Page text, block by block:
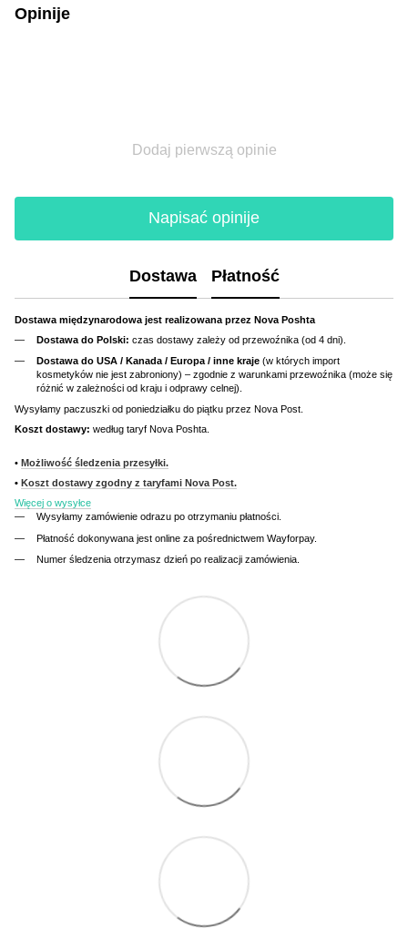
Opinije
Dodaj pierwszą opinie
Napisać opinije
Dostawa Płatność
Dostawa międzynarodowa jest realizowana przez Nova Poshta
Dostawa do Polski: czas dostawy zależy od przewoźnika (od 4 dni).
Dostawa do USA / Kanada / Europa / inne kraje (w których import
kosmetyków nie jest zabroniony) – zgodnie z warunkami przewoźnika (może się
różnić w zależności od kraju i odprawy celnej).
Wysyłamy paczuszki od poniedziałku do piątku przez Nova Post.
Koszt dostawy: według taryf Nova Poshta.
• Możliwość śledzenia przesyłki.
• Koszt dostawy zgodny z taryfami Nova Post.
Więcej o wysyłce
Wysyłamy zamówienie odrazu po otrzymaniu płatności.
Płatność dokonywana jest online za pośrednictwem Wayforpay.
Numer śledzenia otrzymasz dzień po realizacji zamówienia.